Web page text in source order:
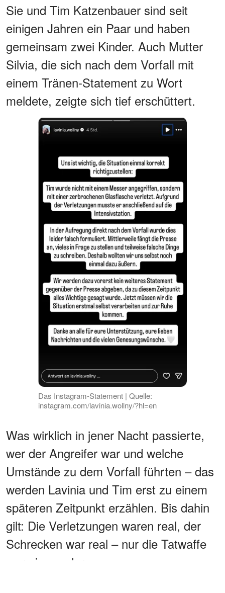
Sie und Tim Katzenbauer sind seit
einigen Jahren ein Paar und haben
gemeinsam zwei Kinder. Auch Mutter
Silvia, die sich nach dem Vorfall mit
einem Tränen-Statement zu Wort
meldete, zeigte sich tief erschüttert.
Das Instagram-Statement | Quelle:
instagram.com/lavinia.wollny/?hl=en
Was wirklich in jener Nacht passierte,
wer der Angreifer war und welche
Umstände zu dem Vorfall führten – das
werden Lavinia und Tim erst zu einem
späteren Zeitpunkt erzählen. Bis dahin
gilt: Die Verletzungen waren real, der
Schrecken war real – nur die Tatwaffe
war eine andere.